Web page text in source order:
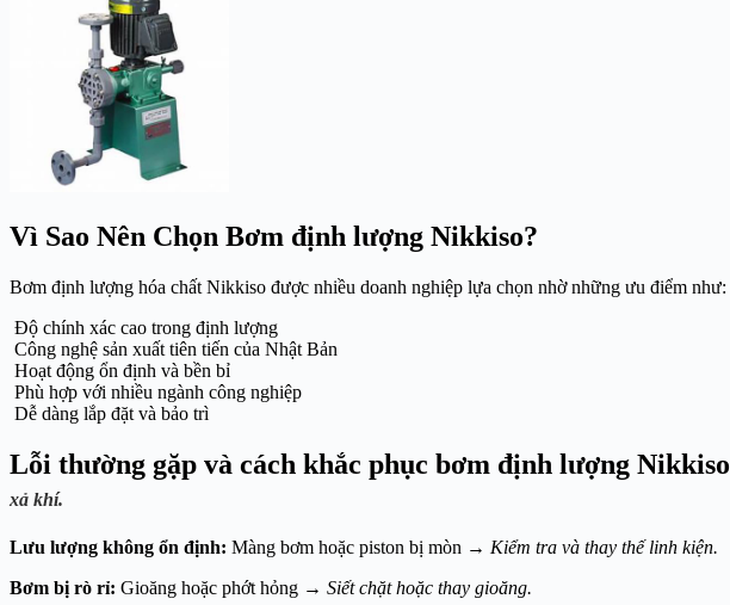
Vì Sao Nên Chọn Bơm định lượng Nikkiso?
Bơm định lượng hóa chất Nikkiso được nhiều doanh nghiệp lựa chọn nhờ những ưu điểm như:
Độ chính xác cao trong định lượng
Công nghệ sản xuất tiên tiến của Nhật Bản
Hoạt động ổn định và bền bỉ
Phù hợp với nhiều ngành công nghiệp
Dễ dàng lắp đặt và bảo trì
Lỗi thường gặp và cách khắc phục bơm định lượng Nikkiso
xả khí.
Lưu lượng không ổn định: Màng bơm hoặc piston bị mòn → Kiểm tra và thay thế linh kiện.
Bơm bị rò rỉ: Gioăng hoặc phớt hỏng → Siết chặt hoặc thay gioăng.